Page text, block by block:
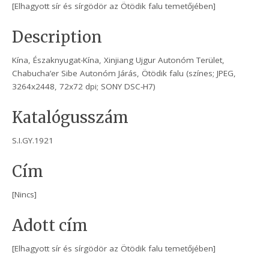
[Elhagyott sír és sírgödör az Ötödik falu temetőjében]
Description
Kína, Északnyugat-Kína, Xinjiang Ujgur Autonóm Terület,
Chabucha’er Sibe Autonóm Járás, Ötödik falu (színes; JPEG,
3264x2448, 72x72 dpi; SONY DSC-H7)
Katalógusszám
S.I.GY.1921
Cím
[Nincs]
Adott cím
[Elhagyott sír és sírgödör az Ötödik falu temetőjében]